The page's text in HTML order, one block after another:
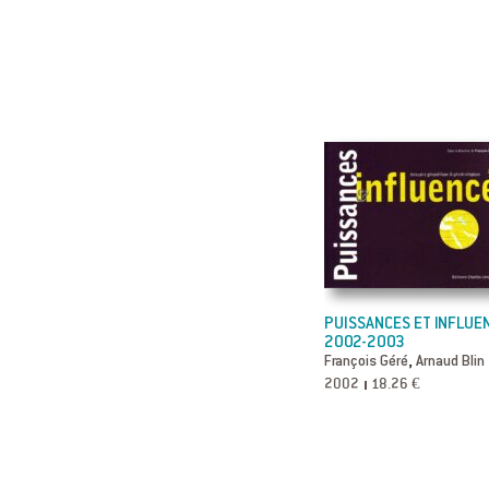
PUISSANCES ET
2002-2003
François Géré, Arnaud Blin
2002 18.26 €